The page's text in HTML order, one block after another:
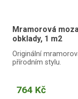
Mramorová
obklady, 1 m2
Originální
přírodním stylu.
764 Kč